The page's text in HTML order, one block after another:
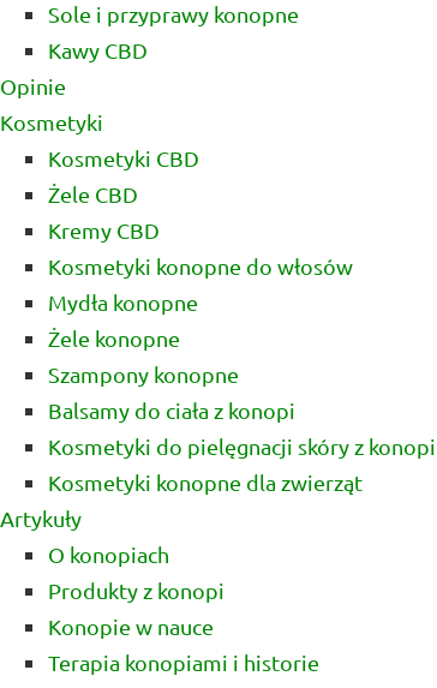
Sole i przyprawy konopne
Kawy CBD
Opinie
Kosmetyki
Kosmetyki CBD
Żele CBD
Kremy CBD
Kosmetyki konopne do włosów
Mydła konopne
Żele konopne
Szampony konopne
Balsamy do ciała z konopi
Kosmetyki do pielęgnacji skóry z konopi
Kosmetyki konopne dla zwierząt
Artykuły
O konopiach
Produkty z konopi
Konopie w nauce
Terapia konopiami i historie